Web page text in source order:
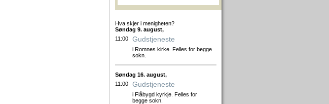
Hva skjer i menigheten?
Søndag 9. august,
11:00
Gudstjeneste
i Romnes kirke. Felles for begge
sokn.
Søndag 16. august,
11:00
Gudstjeneste
i Flåbygd kyrkje. Felles for
begge sokn.